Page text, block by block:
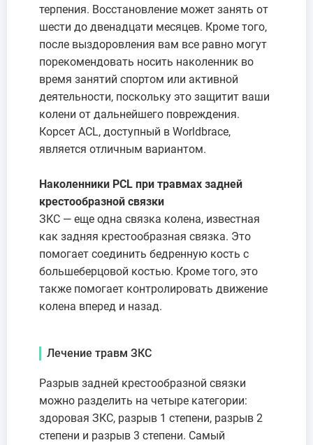
терпения. Восстановление может занять от
шести до двенадцати месяцев. Кроме того,
после выздоровления вам все равно могут
порекомендовать носить наколенник во
время занятий спортом или активной
деятельности, поскольку это защитит ваши
колени от дальнейшего повреждения.
Корсет ACL, доступный в Worldbrace,
является отличным вариантом.
Наколенники PCL при травмах задней
крестообразной связки
ЗКС — еще одна связка колена, известная
как задняя крестообразная связка. Это
помогает соединить бедренную кость с
большеберцовой костью. Кроме того, это
также помогает контролировать движение
колена вперед и назад.
Лечение травм ЗКС
Разрыв задней крестообразной связки
можно разделить на четыре категории:
здоровая ЗКС, разрыв 1 степени, разрыв 2
степени и разрыв 3 степени. Самый